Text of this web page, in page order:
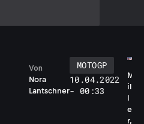
Nora
Lantschner
Von
MOTOGP
10.04.2022
- 00:33
M
il
l
e
r,